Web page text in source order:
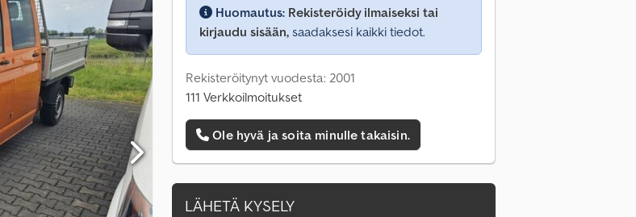
Huomautus: Rekisteröidy ilmaiseksi tai
kirjaudu sisään, saadaksesi kaikki tiedot.
Rekisteröitynyt vuodesta: 2001
111 Verkkoilmoitukset
Ole hyvä ja soita minulle takaisin.
LÄHETÄ KYSELY